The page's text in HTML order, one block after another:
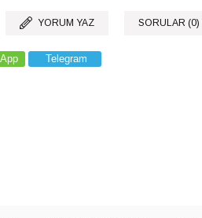
YORUM YAZ SORULAR (0)
Telegram